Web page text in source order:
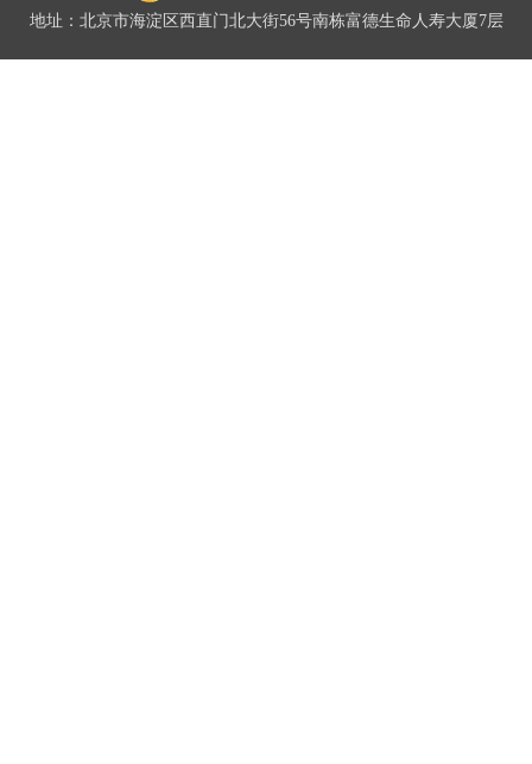
地址：北京市海淀区西直门北大街56号南栋富德生命人寿大厦7层